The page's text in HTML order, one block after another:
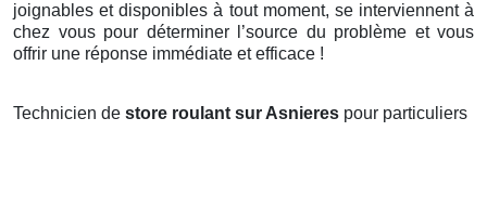
joignables et disponibles à tout moment, se interviennent à
chez vous pour déterminer l’source du problème et vous
offrir une réponse immédiate et efficace !
Technicien de store roulant sur Asnieres pour particuliers